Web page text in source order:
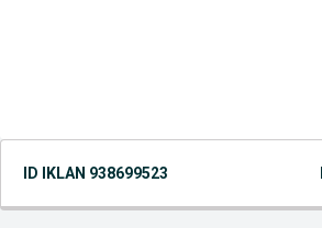
ID IKLAN 938699523